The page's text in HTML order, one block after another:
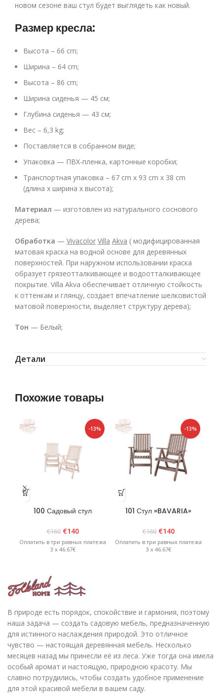
новом сезоне ваш стул будет выглядеть как новый.
Размер кресла:
Высота – 66 cm;
Ширина – 64 cm;
Высота – 86 cm;
Ширина сиденья — 45 см;
Глубина сиденья — 43 см;
Вес – 6,3 kg;
Поставляется в собранном виде;
Упаковка — ПВХ-пленка, картонные коробки;
Транспортная упаковка – 67 cm x 93 cm x 38 cm
(длина x ширина x высота);
Материал — изготовлен из натурального соснового
дерева;
Обработка — Vivacolor Villa Akva ( модифицированная
матовая краска на водной основе для деревянных
поверхностей. При наружном использовании краска
образует грязеотталкивающее и водоотталкивающее
покрытие. Villa Akva обеспечивает отличную стойкость
к оттенкам и глянцу, создает впечатление шелковистой
матовой поверхности, выделяет структуру дерева);
Тон — Белый;
Детали
Похожие товары
-13%
100 Садовый стул
подлокотниками и
регулируемой спинкой —
Белый.
€160 €140
Оплатить в три равных платежа
3 x 46.67€
-13%
101 Стул »BAVARIA»
подлокотниками и
регулируемой спинкой —
графит
€160 €140
Оплатить в три равных платежа
3 x 46.67€
В природе есть порядок, спокойствие и гармония, поэтому
наша задача — создать садовую мебель, предназначенную
для истинного наслаждения природой. Это отличное
чувство — настоящая деревянная мебель. Несколько
месяцев назад мы принесли её из леса. Уже тогда она имела
особый аромат и настоящую, природною красоту. Мы
славно потрудились, чтобы создать удобное применение
для этой красивой мебели в вашем саду.